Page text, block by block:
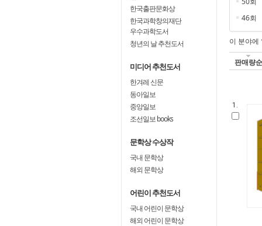
한국출판문화상
한국과학창의재단
우수과학도서
청년의 날 추천도서
미디어 추천도서
한겨레 신문
동아일보
중앙일보
조선일보 books
문학상 수상작
국내 문학상
해외 문학상
어린이 추천도서
국내 어린이 문학상
해외 어린이 문학상
46회
이 분야에
판매량순
1.